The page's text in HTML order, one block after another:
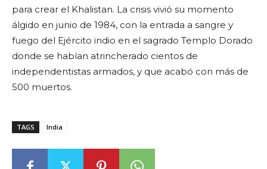
para crear el Khalistan. La crisis vivió su momento
álgido en junio de 1984, con la entrada a sangre y
fuego del Ejército indio en el sagrado Templo Dorado
donde se habían atrincherado cientos de
independentistas armados, y que acabó con más de
500 muertos.
TAGS India